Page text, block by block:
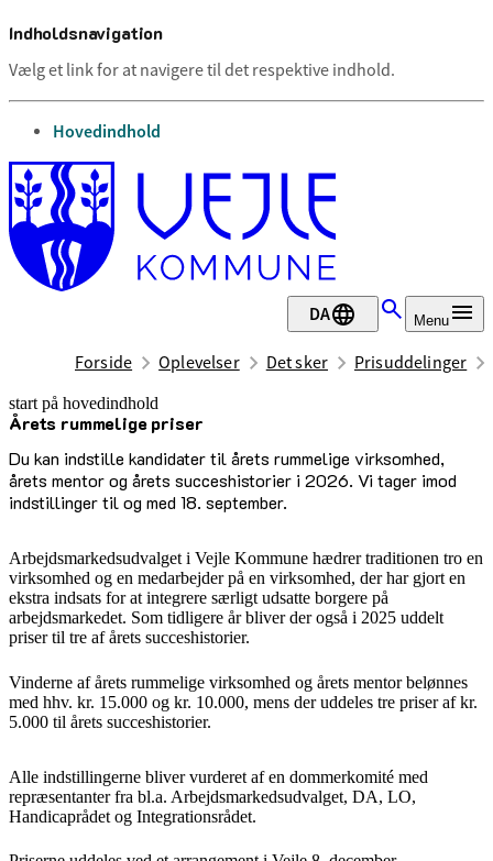
Indholdsnavigation
Vælg et link for at navigere til det respektive indhold.
gå til
Hovedindhold
DA Menu
Forside Oplevelser Det sker Prisuddelinger
start på hovedindhold
Årets rummelige priser
Du kan indstille kandidater til årets rummelige virksomhed,
årets mentor og årets succeshistorier i 2026. Vi tager imod
indstillinger til og med 18. september.
senest opdateret 25. juni 2026
Arbejdsmarkedsudvalget i Vejle Kommune hædrer traditionen tro en
virksomhed og en medarbejder på en virksomhed, der har gjort en
ekstra indsats for at integrere særligt udsatte borgere på
arbejdsmarkedet. Som tidligere år bliver der også i 2025 uddelt
priser til tre af årets succeshistorier.
Vinderne af årets rummelige virksomhed og årets mentor belønnes
med hhv. kr. 15.000 og kr. 10.000, mens der uddeles tre priser af kr.
5.000 til årets succeshistorier.
Alle indstillingerne bliver vurderet af en dommerkomité med
repræsentanter fra bl.a. Arbejdsmarkedsudvalget, DA, LO,
Handicaprådet og Integrationsrådet.